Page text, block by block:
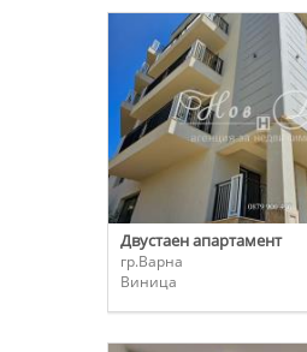
Двустаен апартамент
гр.Варна
Виница